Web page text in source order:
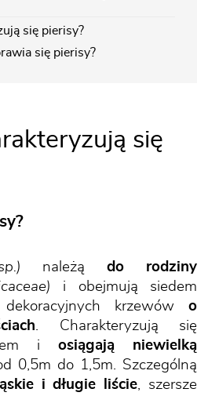
się pierisy?
się pierisy?
się
należądo rodziny
i obejmują siedem
krzewów o
. Charakteryzują się
i osiągają niewielką
0,5m do 1,5m. Szczególną
i długie liście, szersze